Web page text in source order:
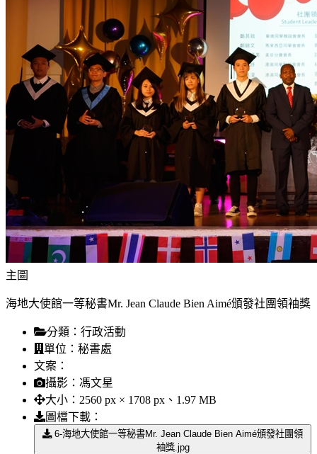
主圖
海地大使館一等秘書Mr. Jean Claude Bien Aimé頒發社團領袖獎
分類： 行政活動
單位： 秘書處
文案：
攝影： 馮文星
大小： 2560 px × 1708 px、1.97 MB
圖檔下載：
6-海地大使館一等秘書Mr. Jean Claude Bien Aimé頒發社團領
袖獎.jpg